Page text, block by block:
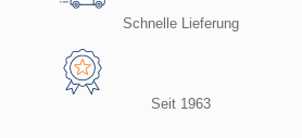
Schnelle Lieferung
Seit 1963